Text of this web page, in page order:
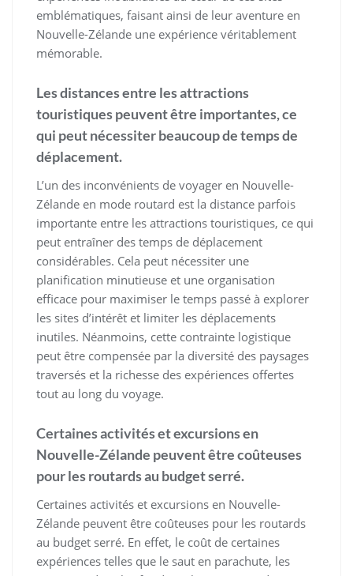
emblématiques, faisant ainsi de leur aventure en
Nouvelle-Zélande une expérience véritablement
mémorable.
Les distances entre les attractions
touristiques peuvent être importantes, ce
qui peut nécessiter beaucoup de temps de
déplacement.
L’un des inconvénients de voyager en Nouvelle-
Zélande en mode routard est la distance parfois
importante entre les attractions touristiques, ce qui
peut entraîner des temps de déplacement
considérables. Cela peut nécessiter une
planification minutieuse et une organisation
efficace pour maximiser le temps passé à explorer
les sites d’intérêt et limiter les déplacements
inutiles. Néanmoins, cette contrainte logistique
peut être compensée par la diversité des paysages
traversés et la richesse des expériences offertes
tout au long du voyage.
Certaines activités et excursions en
Nouvelle-Zélande peuvent être coûteuses
pour les routards au budget serré.
Certaines activités et excursions en Nouvelle-
Zélande peuvent être coûteuses pour les routards
au budget serré. En effet, le coût de certaines
expériences telles que le saut en parachute, les